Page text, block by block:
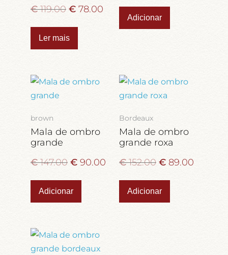
€119.00 € 78.00
Ler mais
Adicionar
brown
Mala de ombro
grande
€147.00 € 90.00
Adicionar
Bordeaux
Mala de ombro
grande roxa
€152.00 € 89.00
Adicionar